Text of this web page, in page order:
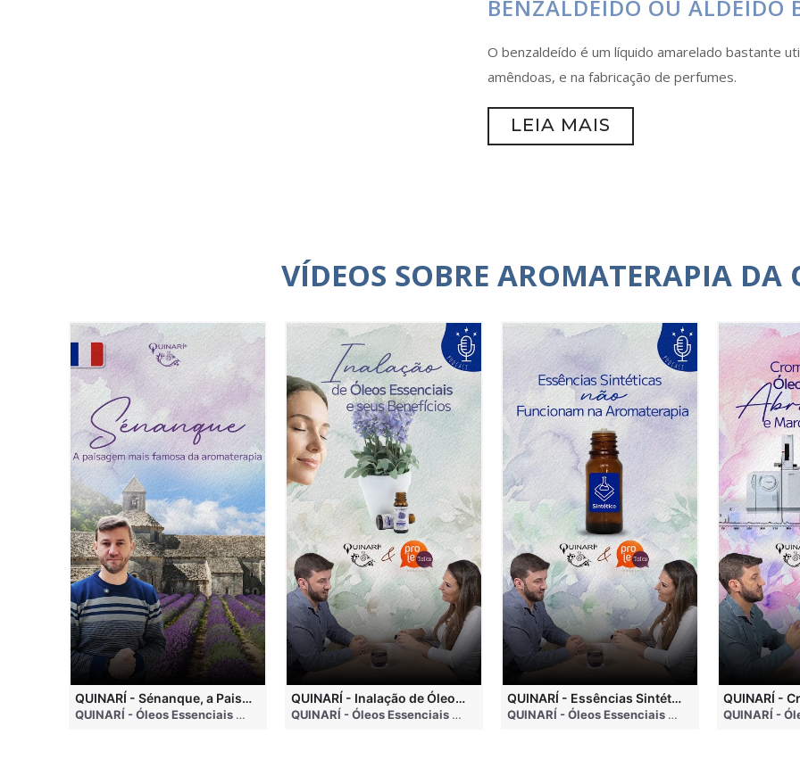
BENZALDEÍDO OU ALDEÍDO
O benzaldeído é um líquido amarelado bastante
amêndoas, e na fabricação de perfumes.
LEIA MAIS
VÍDEOS SOBRE AROMATERAPIA DA
• 4 months ago
QUINARÍ - Sénanque, a Paisagem Mais Famosa da Aromaterapia
QUINARÍ - Óleos Essenciais e Aromaterapia • 3 weeks ago
QUINARÍ - Inalação de Óleos Essenciais e Seus Benefícios
QUINARÍ - Óleos Essenciais e Aromaterapia • 3 months ago
QUINARÍ - Essências Sintéticas NÃO Funcionam na Aromaterapia
QUINARÍ - Óleos Essenciais e Aromaterapia • 3